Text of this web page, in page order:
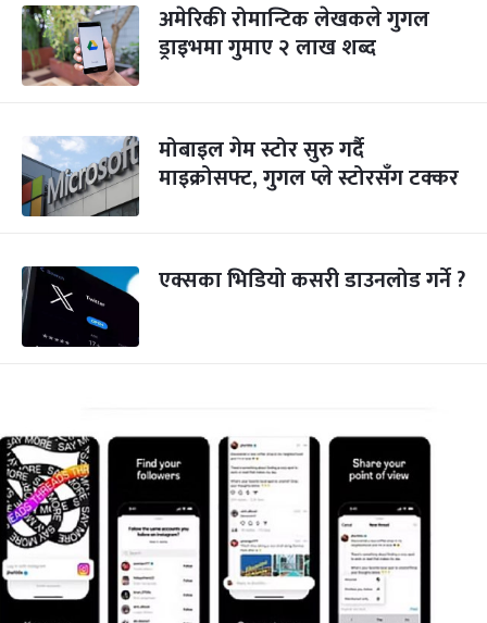
अमेरिकी रोमान्टिक लेखकले गुगल
ड्राइभमा गुमाए २ लाख शब्द
मोबाइल गेम स्टोर सुरु गर्दै
माइक्रोसफ्ट, गुगल प्ले स्टोरसँग टक्कर
एक्सका भिडियो कसरी डाउनलोड गर्ने ?